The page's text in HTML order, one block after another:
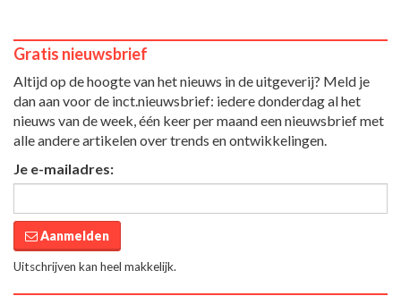
Gratis nieuwsbrief
Altijd op de hoogte van het nieuws in de uitgeverij? Meld je
dan aan voor de inct.nieuwsbrief: iedere donderdag al het
nieuws van de week, één keer per maand een nieuwsbrief met
alle andere artikelen over trends en ontwikkelingen.
Je e-mailadres:
Aanmelden
Uitschrijven kan heel makkelijk.